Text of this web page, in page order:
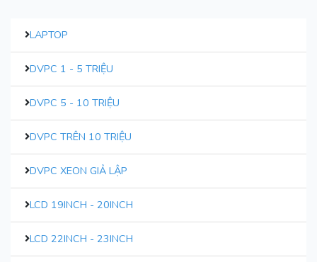
LAPTOP
DVPC 1 - 5 TRIỆU
DVPC 5 - 10 TRIỆU
DVPC TRÊN 10 TRIỆU
DVPC XEON GIẢ LẬP
LCD 19INCH - 20INCH
LCD 22INCH - 23INCH